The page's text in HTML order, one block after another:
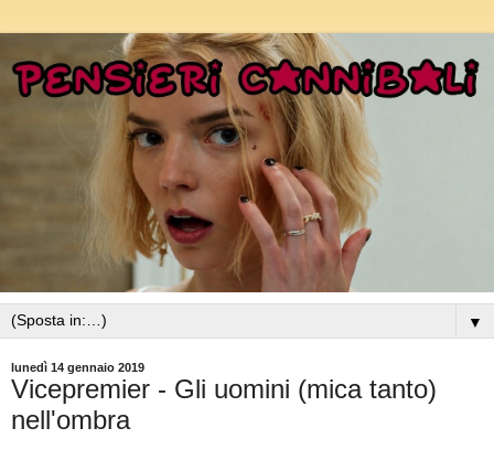
▼
lunedì 14 gennaio 2019
Vicepremier - Gli uomini (mica tanto)
nell'ombra